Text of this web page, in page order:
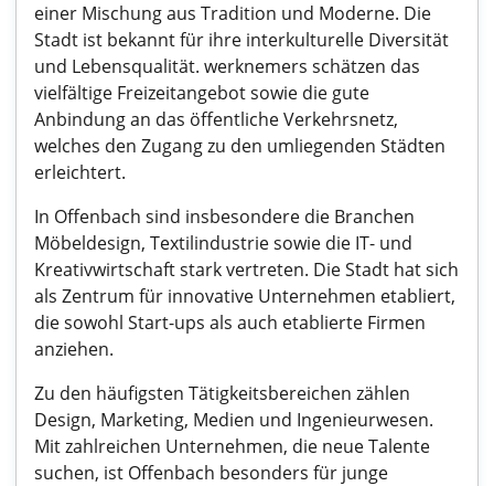
einer Mischung aus Tradition und Moderne. Die
Stadt ist bekannt für ihre interkulturelle Diversität
und Lebensqualität. werknemers schätzen das
vielfältige Freizeitangebot sowie die gute
Anbindung an das öffentliche Verkehrsnetz,
welches den Zugang zu den umliegenden Städten
erleichtert.
In Offenbach sind insbesondere die Branchen
Möbeldesign, Textilindustrie sowie die IT- und
Kreativwirtschaft stark vertreten. Die Stadt hat sich
als Zentrum für innovative Unternehmen etabliert,
die sowohl Start-ups als auch etablierte Firmen
anziehen.
Zu den häufigsten Tätigkeitsbereichen zählen
Design, Marketing, Medien und Ingenieurwesen.
Mit zahlreichen Unternehmen, die neue Talente
suchen, ist Offenbach besonders für junge